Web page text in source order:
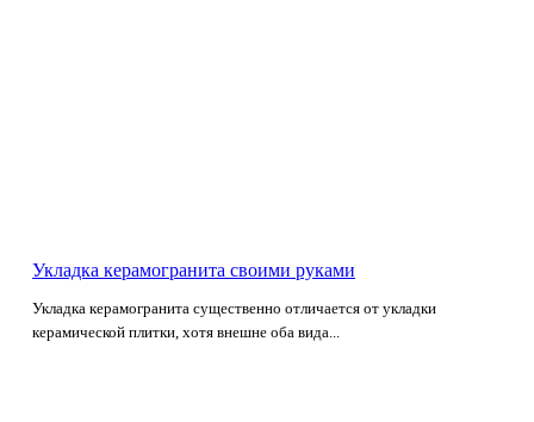
Укладка керамогранита своими руками
Укладка керамогранита существенно отличается от укладки
керамической плитки, хотя внешне оба вида...